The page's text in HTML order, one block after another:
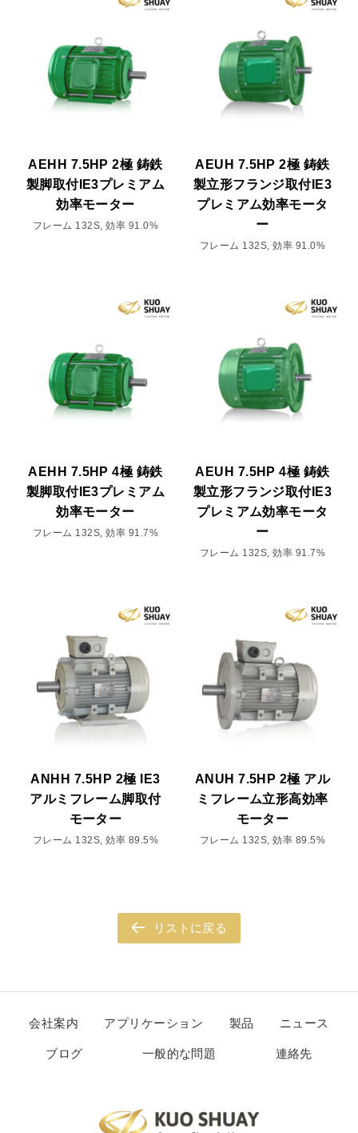
AEHH 7.5HP 2極 鋳鉄
製脚取付IE3プレミアム
効率モーター
フレーム 132S, 効率 91.0%
AEUH 7.5HP 2極 鋳鉄
製立形フランジ取付IE3
プレミアム効率モータ
ー
フレーム 132S, 効率 91.0%
AEHH 7.5HP 4極 鋳鉄
製脚取付IE3プレミアム
効率モーター
フレーム 132S, 効率 91.7%
AEUH 7.5HP 4極 鋳鉄
製立形フランジ取付IE3
プレミアム効率モータ
ー
フレーム 132S, 効率 91.7%
ANHH 7.5HP 2極 IE3
アルミフレーム脚取付
モーター
フレーム 132S, 効率 89.5%
ANUH 7.5HP 2極 アル
ミフレーム立形高効率
モーター
フレーム 132S, 効率 89.5%
リストに戻る
会社案内 アプリケーション 製品 ニュース
ブログ 一般的な問題 連絡先